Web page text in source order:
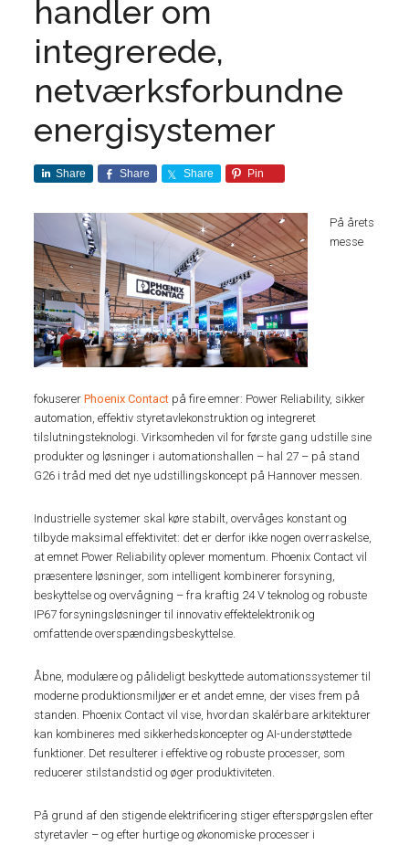
handler om
integrerede,
netværksforbundne
energisystemer
Share Share Share Pin
På årets
messe
fokusererPhoenix Contact på fire emner: Power Reliability, sikker
automation, effektiv styretavlekonstruktion og integreret
tilslutningsteknologi. Virksomheden vil for første gang udstille sine
produkter og løsninger i automationshallen – hal 27 – på stand
G26 i tråd med det nye udstillingskoncept på Hannover messen.
Industrielle systemer skal køre stabilt, overvåges konstant og
tilbyde maksimal effektivitet: det er derfor ikke nogen overraskelse,
at emnet Power Reliability oplever momentum. Phoenix Contact vil
præsentere løsninger, som intelligent kombinerer forsyning,
beskyttelse og overvågning – fra kraftig 24 V teknolog og robuste
IP67 forsyningsløsninger til innovativ effektelektronik og
omfattende overspændingsbeskyttelse.
Åbne, modulære og pålideligt beskyttede automationssystemer til
moderne produktionsmiljøer er et andet emne, der vises frem på
standen. Phoenix Contact vil vise, hvordan skalérbare arkitekturer
kan kombineres med sikkerhedskoncepter og AI-understøttede
funktioner. Det resulterer i effektive og robuste processer, som
reducerer stilstandstid og øger produktiviteten.
På grund af den stigende elektrificering stiger efterspørgslen efter
styretavler – og efter hurtige og økonomiske processer i